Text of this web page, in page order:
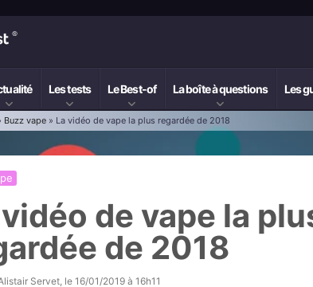
Les tests Le Best-of La boîte à questions Les
Buzz vape » La vidéo de vape la plus regardée de 2018
de vape la
de 2018
Servet , le 16/01/2019 à 16h11